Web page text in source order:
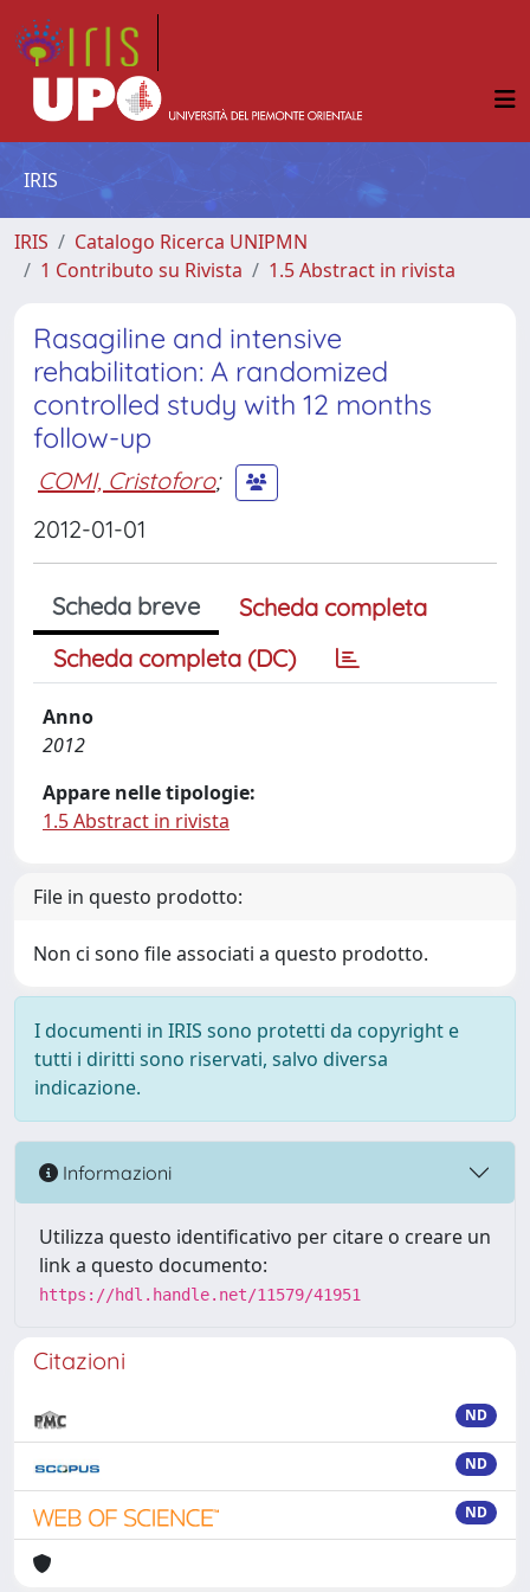
IRIS
IRIS
Catalogo Ricerca UNIPMN
1 Contributo su Rivista
1.5 Abstract in rivista
Rasagiline and intensive
rehabilitation: A randomized
controlled study with 12 months
follow-up
COMI, Cristoforo;
2012-01-01
Scheda breve
Scheda completa
Scheda completa (DC)
Anno
2012
Appare nelle tipologie:
1.5 Abstract in rivista
File in questo prodotto:
Non ci sono file associati a questo prodotto.
I documenti in IRIS sono protetti da copyright e
tutti i diritti sono riservati, salvo diversa
indicazione.
Informazioni
Utilizza questo identificativo per citare o creare un
link a questo documento:
https://hdl.handle.net/11579/41951
Citazioni
ND
ND
ND